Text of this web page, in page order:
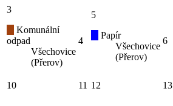
3
Komunální
odpad
Všechovice
(Přerov)
4
5
Papír
Všechovice
(Přerov)
6
10 11 12 13